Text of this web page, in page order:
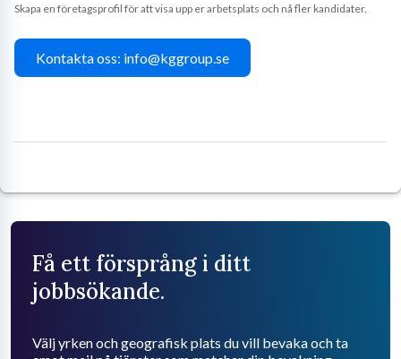
Skapa en företagsprofil för att visa upp er arbetsplats och nå fler kandidater.
Kontakta oss: info@kggroup.se
Få ett försprång i ditt
jobbsökande.
Välj yrken och geografisk plats du vill bevaka och ta